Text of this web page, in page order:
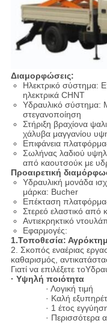
Διαμορφώσεις:
Ηλεκτρικό σύστημα:
ηλεκτρικά CHNT
Υδραυλικό σύστημα:
στεγανοποίηση
Στήριξη βραχίονα
χάλυβα μαγγανίου
Επιφάνεια
Σωλήνας λαδιού
από καουτσούκ με
Προαιρετική
Υδραυλική μονάδα
μάρκα: Bucher
Επέκταση
Στερεό ελαστικό από
Αντιεκρηκτικό
Εφαρμογές:
1.Τοποθεσία:
2. Σκοπός εναέριας
καθαρισμός,
Γιατί να επιλέξετε
· Υψηλή ποιότητα
· Λογική τιμή
· Καλή
· 1 έτος
· Περισσότερα